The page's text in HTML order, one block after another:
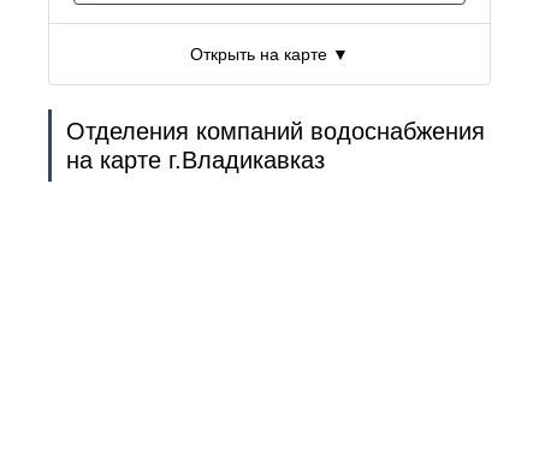
Открыть на карте ▼
Отделения компаний водоснабжения
на карте г.Владикавказ